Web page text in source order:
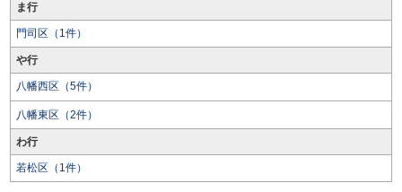
ま行
門司区（1件）
や行
八幡西区（5件）
八幡東区（2件）
わ行
若松区（1件）